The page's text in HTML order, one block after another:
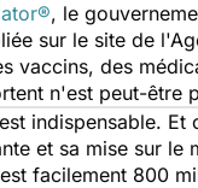
, le
sur le site de
vaccins, des
n'est peut-être
indispensable. Et
et sa mise sur
facilement 800